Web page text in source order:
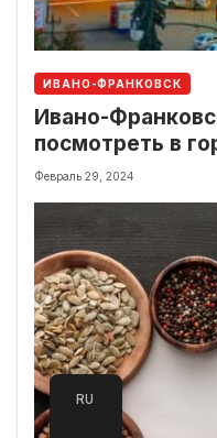
ИВАНО-ФРАНКОВСК
Ивано-
посмотреть в
Февраль 29, 2024
RU